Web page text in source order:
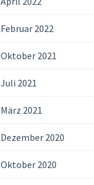
Februar 2022
Oktober 2021
Juli 2021
März 2021
Dezember 2020
Oktober 2020